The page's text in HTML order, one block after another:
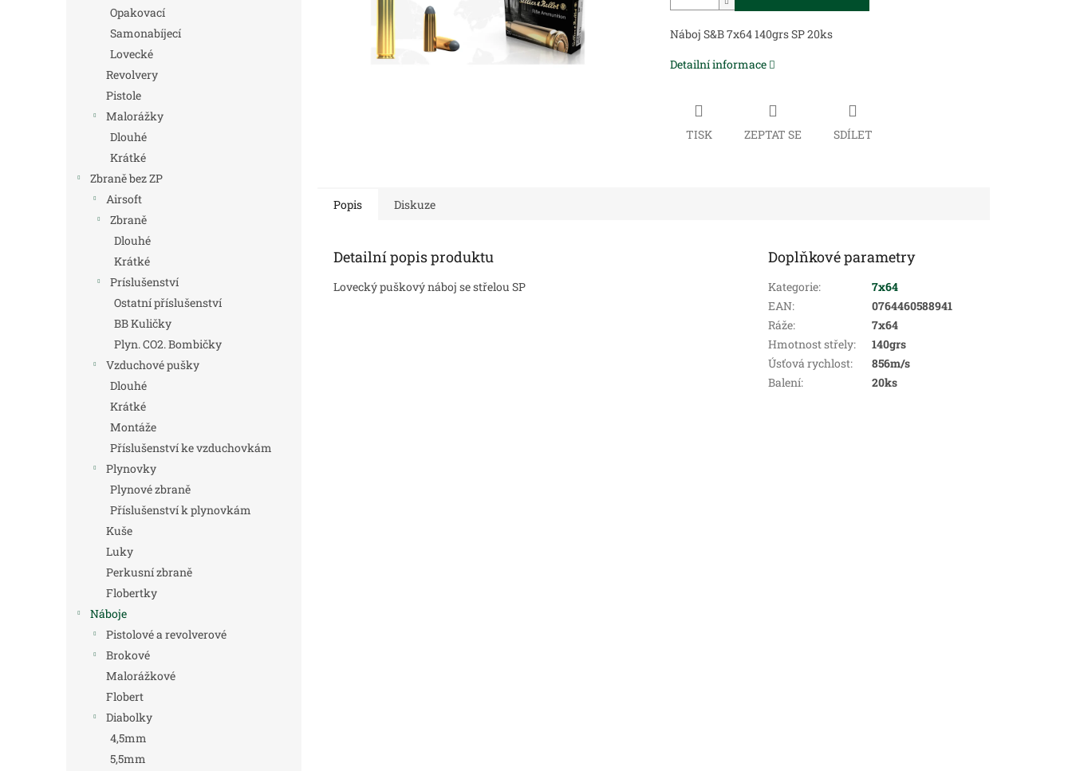
Opakovací
Samonabíjecí
Lovecké
Revolvery
Pistole
Malorážky
Dlouhé
Krátké
Zbraně bez ZP
Airsoft
Zbraně
Dlouhé
Krátké
Príslušenství
Ostatní příslušenství
BB Kuličky
Plyn. CO2. Bombičky
Vzduchové pušky
Dlouhé
Krátké
Montáže
Příslušenství ke vzduchovkám
Plynovky
Plynové zbraně
Příslušenství k plynovkám
Kuše
Luky
Perkusní zbraně
Flobertky
Náboje
Pistolové a revolverové
Brokové
Malorážkové
Flobert
Diabolky
4,5mm
5,5mm
Náboj S&B 7x64 140grs SP 20ks
Detailní informace
TISK ZEPTAT SE SDÍLET
Popis Diskuze
Detailní popis produktu
Lovecký puškový náboj se střelou SP
Doplňkové parametry
Kategorie:
7x64
EAN:
0764460588941
Ráže:
7x64
Hmotnost střely:
140grs
Úsťová rychlost:
856m/s
Balení: 20ks